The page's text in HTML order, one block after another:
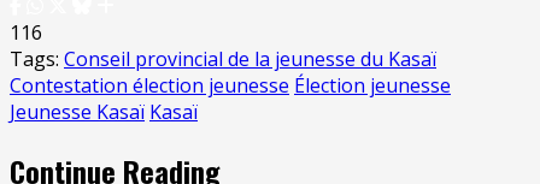
116
Tags: Conseil provincial de la jeunesse du Kasaï
Contestation élection jeunesse Élection jeunesse
Jeunesse Kasaï Kasaï
Continue Reading